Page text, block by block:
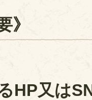
》
HP又は